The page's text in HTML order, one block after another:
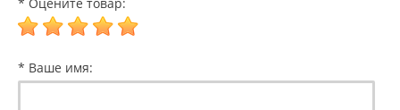
* Ваше имя: